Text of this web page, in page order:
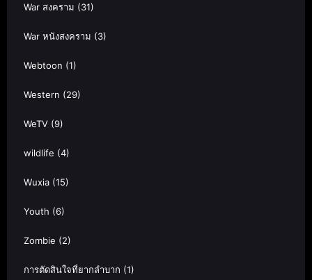
War สงคราม (31)
War หนังสงคราม (3)
Webtoon (1)
Western (29)
WeTV (9)
wildlife (4)
Wuxia (15)
Youth (6)
Zombie (2)
การตัดสินใจที่ยากลำบาก (1)